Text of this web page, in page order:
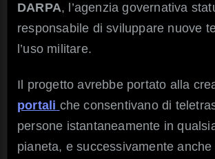
DARPA, l’agenzia governativa
responsabile di sviluppare nuove
l’uso militare.
Il progetto avrebbe portato alla
portali che consentivano di
persone istantaneamente in
pianeta, e successivamente anche